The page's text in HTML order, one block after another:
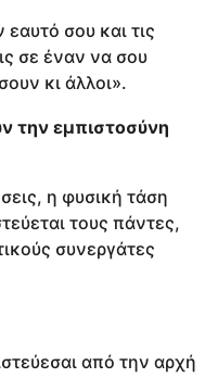
σου και τις
σε έναν να σου
κι άλλοι».
την εμπιστοσύνη
η φυσική τάση
τους πάντες,
συνεργάτες
από την αρχή